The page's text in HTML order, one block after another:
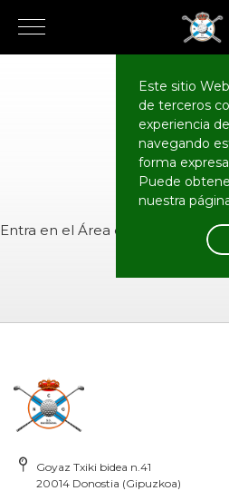
Este sitio
de terceros
experiencia
navegando
forma
Puede
nuestra
Entra en el Área de Socios para
Goyaz Txiki bidea n.41
20014 Donostia (Gipuzkoa)